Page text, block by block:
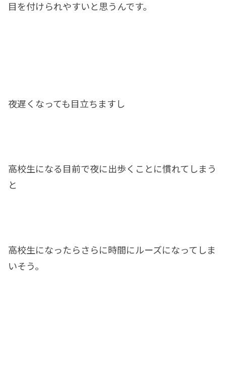
目を付けられやすいと思うんです。
夜遅くなっても目立ちますし
高校生になる目前で夜に出歩くことに慣れてしまう
と
高校生になったらさらに時間にルーズになってしま
いそう。